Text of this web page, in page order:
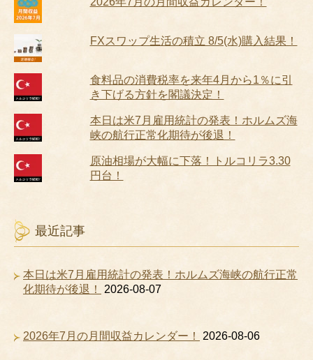
FXスワップ生活の積立 8/5(水)購入結果！
食料品の消費税率を来年4月から1％に引
き下げる方針を閣議決定！
本日は米7月雇用統計の発表！ホルムズ海
峡の航行正常化期待が後退！
原油相場が大幅に下落！トルコリラ3.30
円台！
最近記事
本日は米7月雇用統計の発表！ホルムズ海峡の航行正常
化期待が後退！
2026-08-07
2026年7月の月間収益カレンダー！ 2026-08-06